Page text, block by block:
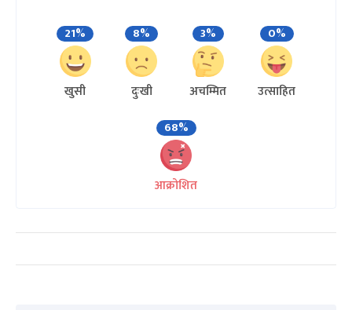
21%
खुसी
8%
दुःखी
3%
अचम्मित
0%
उत्साहित
68%
आक्रोशित